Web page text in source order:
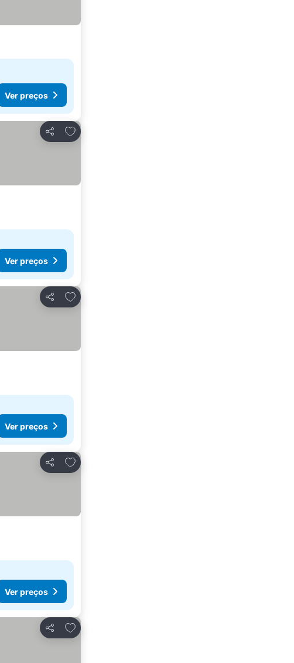
Ver preços
Partilhar
Adicionar aos favoritos
Ver preços
Partilhar
Adicionar aos favoritos
Ver preços
Partilhar
Adicionar aos favoritos
Ver preços
Partilhar
Adicionar aos favoritos